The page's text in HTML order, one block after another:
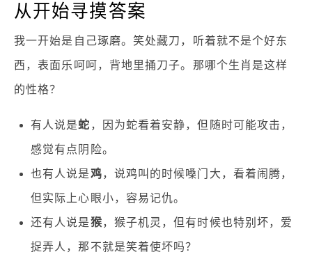
从开始寻摸答案
我一开始是自己琢磨。笑处藏刀，听着就不是个好东
西，表面乐呵呵，背地里捅刀子。那哪个生肖是这样
的性格？
有人说是蛇 ，因为蛇看着安静，但随时可能攻击，
感觉有点阴险。
也有人说是鸡，说鸡叫的时候嗓门大，看着闹腾，
但实际上心眼小，容易记仇。
还有人说是猴，猴子机灵，但有时候也特别坏，爱
捉弄人，那不就是笑着使坏吗？